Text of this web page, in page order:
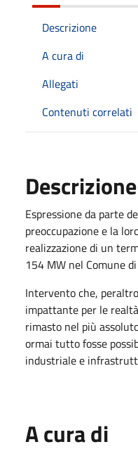
Descrizione
A cura di
Allegati
Contenuti correlati
Descrizione
Espressione da parte
preoccupazione e la
realizzazione di un
154 MW nel Comune
Intervento che,
impattante per le
rimasto nel più
ormai tutto fosse
industriale e
A cura di